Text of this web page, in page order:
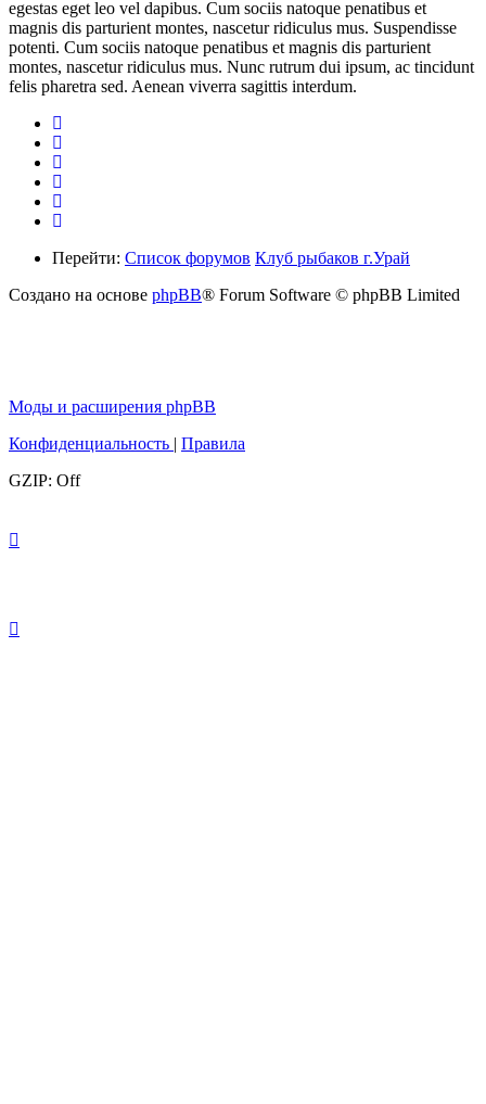
egestas eget leo vel dapibus. Cum sociis natoque penatibus et
magnis dis parturient montes, nascetur ridiculus mus. Suspendisse
potenti. Cum sociis natoque penatibus et magnis dis parturient
montes, nascetur ridiculus mus. Nunc rutrum dui ipsum, ac tincidunt
felis pharetra sed. Aenean viverra sagittis interdum.
Перейти: Список форумов Клуб рыбаков г.Урай
Создано на основе phpBB® Forum Software © phpBB Limited
Моды и расширения phpBB
Конфиденциальность | Правила
GZIP: Off